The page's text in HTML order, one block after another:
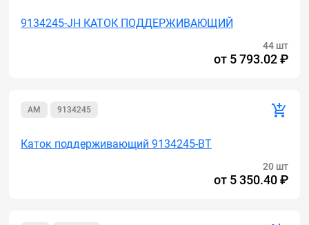
9134245-JH КАТОК ПОДДЕРЖИВАЮЩИЙ
44 шт
от 5 793.02 ₽
AM 9134245
Каток поддерживающий 9134245-BT
20 шт
от 5 350.40 ₽